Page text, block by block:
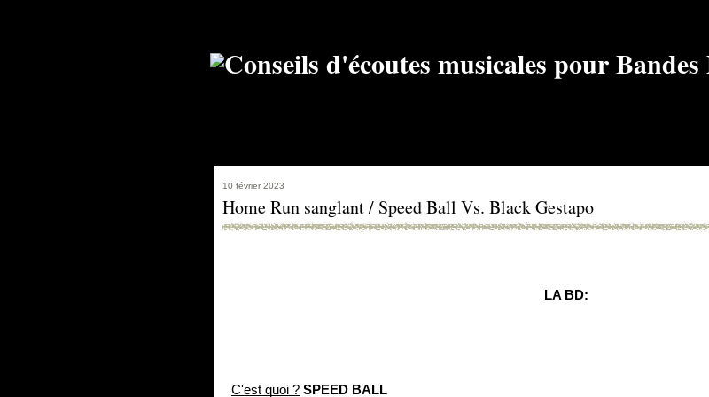
10 février 2023
Home Run sanglant / Speed Ball Vs. Black Gestapo
LA BD:
C'est quoi ? SPEED BALL